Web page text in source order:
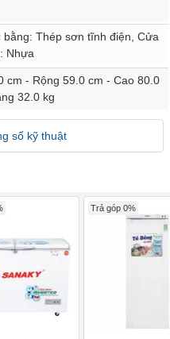
bằng: Thép sơn tĩnh điện, Cửa
Nhựa
cm - Rộng 59.0 cm - Cao 80.0
32.0 kg
số kỹ thuật
Trả góp 0%